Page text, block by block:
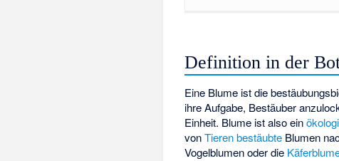
Definition in der
Eine Blume ist die
ihre Aufgabe, Bestäuber
Einheit. Blume ist also ein
vonTieren bestäubte Blumen
Vogelblumenoder die